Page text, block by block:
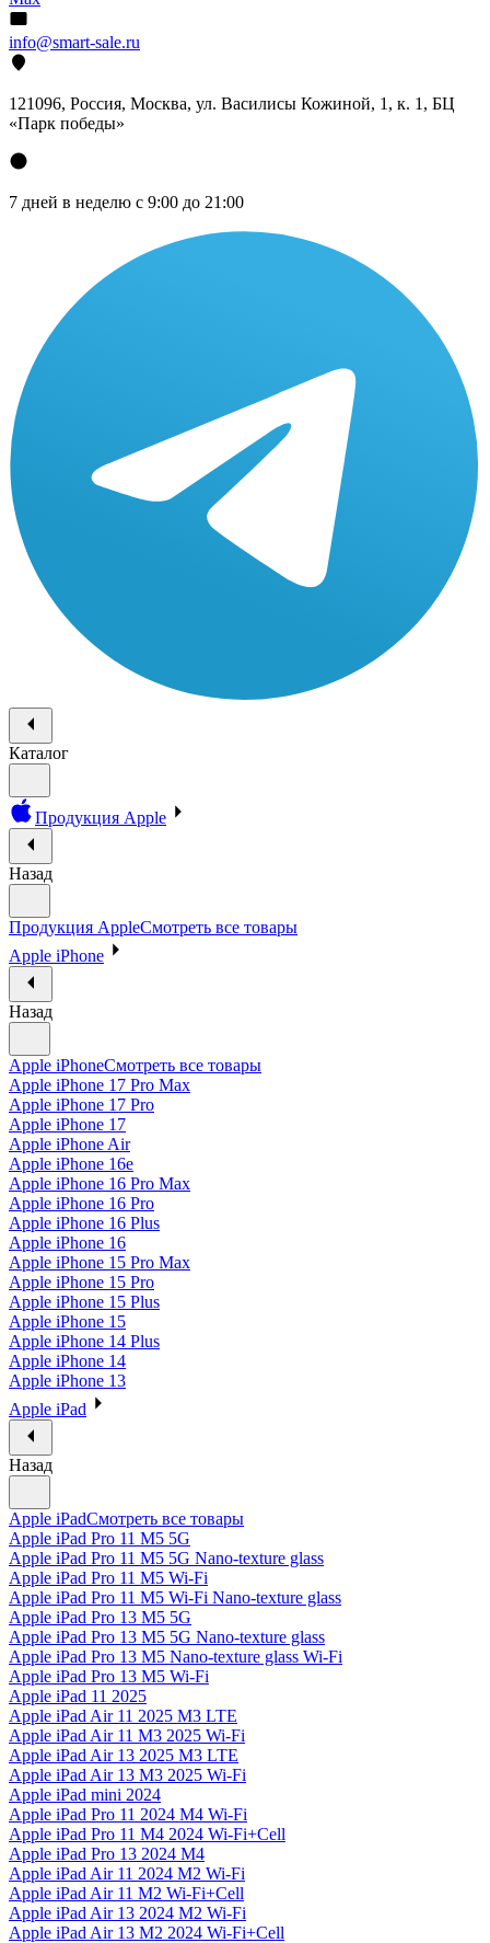
info@smart-sale.ru
121096, Россия, Москва, ул. Василисы Кожиной, 1, к. 1, БЦ
«Парк победы»
7 дней в неделю с 9:00 до 21:00
Каталог
Продукция Apple
Назад
Продукция AppleСмотреть все товары
Apple iPhone
Назад
Apple iPhoneСмотреть все товары
Apple iPhone 17 Pro Max
Apple iPhone 17 Pro
Apple iPhone 17
Apple iPhone Air
Apple iPhone 16e
Apple iPhone 16 Pro Max
Apple iPhone 16 Pro
Apple iPhone 16 Plus
Apple iPhone 16
Apple iPhone 15 Pro Max
Apple iPhone 15 Pro
Apple iPhone 15 Plus
Apple iPhone 15
Apple iPhone 14 Plus
Apple iPhone 14
Apple iPhone 13
Apple iPad
Назад
Apple iPadСмотреть все товары
Apple iPad Pro 11 M5 5G
Apple iPad Pro 11 M5 5G Nano-texture glass
Apple iPad Pro 11 M5 Wi-Fi
Apple iPad Pro 11 M5 Wi-Fi Nano-texture glass
Apple iPad Pro 13 M5 5G
Apple iPad Pro 13 M5 5G Nano-texture glass
Apple iPad Pro 13 M5 Nano-texture glass Wi-Fi
Apple iPad Pro 13 M5 Wi-Fi
Apple iPad 11 2025
Apple iPad Air 11 2025 M3 LTE
Apple iPad Air 11 M3 2025 Wi-Fi
Apple iPad Air 13 2025 M3 LTE
Apple iPad Air 13 M3 2025 Wi-Fi
Apple iPad mini 2024
Apple iPad Pro 11 2024 M4 Wi-Fi
Apple iPad Pro 11 M4 2024 Wi-Fi+Cell
Apple iPad Pro 13 2024 M4
Apple iPad Air 11 2024 M2 Wi-Fi
Apple iPad Air 11 M2 Wi-Fi+Cell
Apple iPad Air 13 2024 M2 Wi-Fi
Apple iPad Air 13 M2 2024 Wi-Fi+Cell